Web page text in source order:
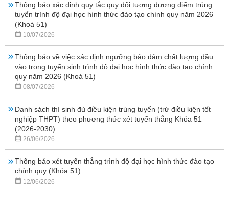
Thông báo xác định quy tắc quy đổi tương đương điểm trúng
tuyển trình độ đại học hình thức đào tạo chính quy năm 2026
(Khoá 51)
10/07/2026
Thông báo về việc xác định ngưỡng bảo đảm chất lượng đầu
vào trong tuyển sinh trình độ đại học hình thức đào tạo chính
quy năm 2026 (Khoá 51)
08/07/2026
Danh sách thí sinh đủ điều kiện trúng tuyển (trừ điều kiện tốt
nghiệp THPT) theo phương thức xét tuyển thẳng Khóa 51
(2026-2030)
26/06/2026
Thông báo xét tuyển thẳng trình độ đại học hình thức đào tạo
chính quy (Khóa 51)
12/06/2026